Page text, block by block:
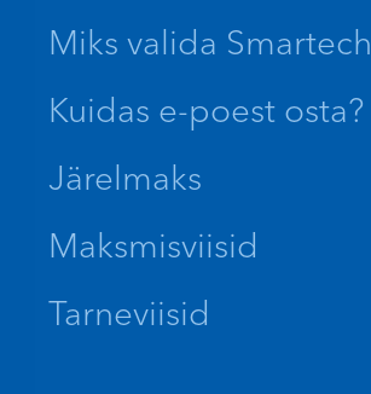
Miks valida
Kuidas e-poest osta?
Järelmaks
Maksmisviisid
Tarneviisid